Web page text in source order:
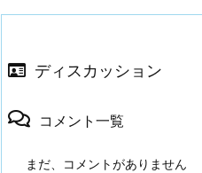
ディスカッション
コメント一覧
まだ、コメントがありません